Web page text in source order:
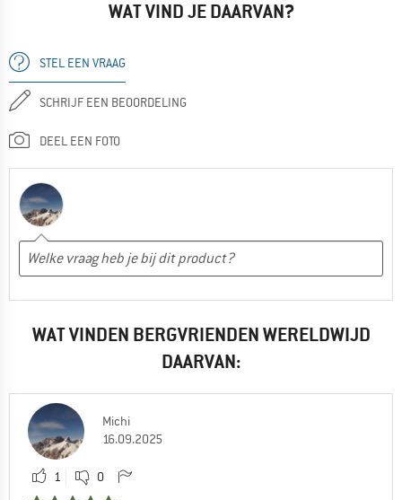
WAT VIND JE DAARVAN?
STEL EEN VRAAG
SCHRIJF EEN BEOORDELING
DEEL EEN FOTO
WAT VINDEN BERGVRIENDEN WERELDWIJD
DAARVAN:
Michi
16.09.2025
1 0